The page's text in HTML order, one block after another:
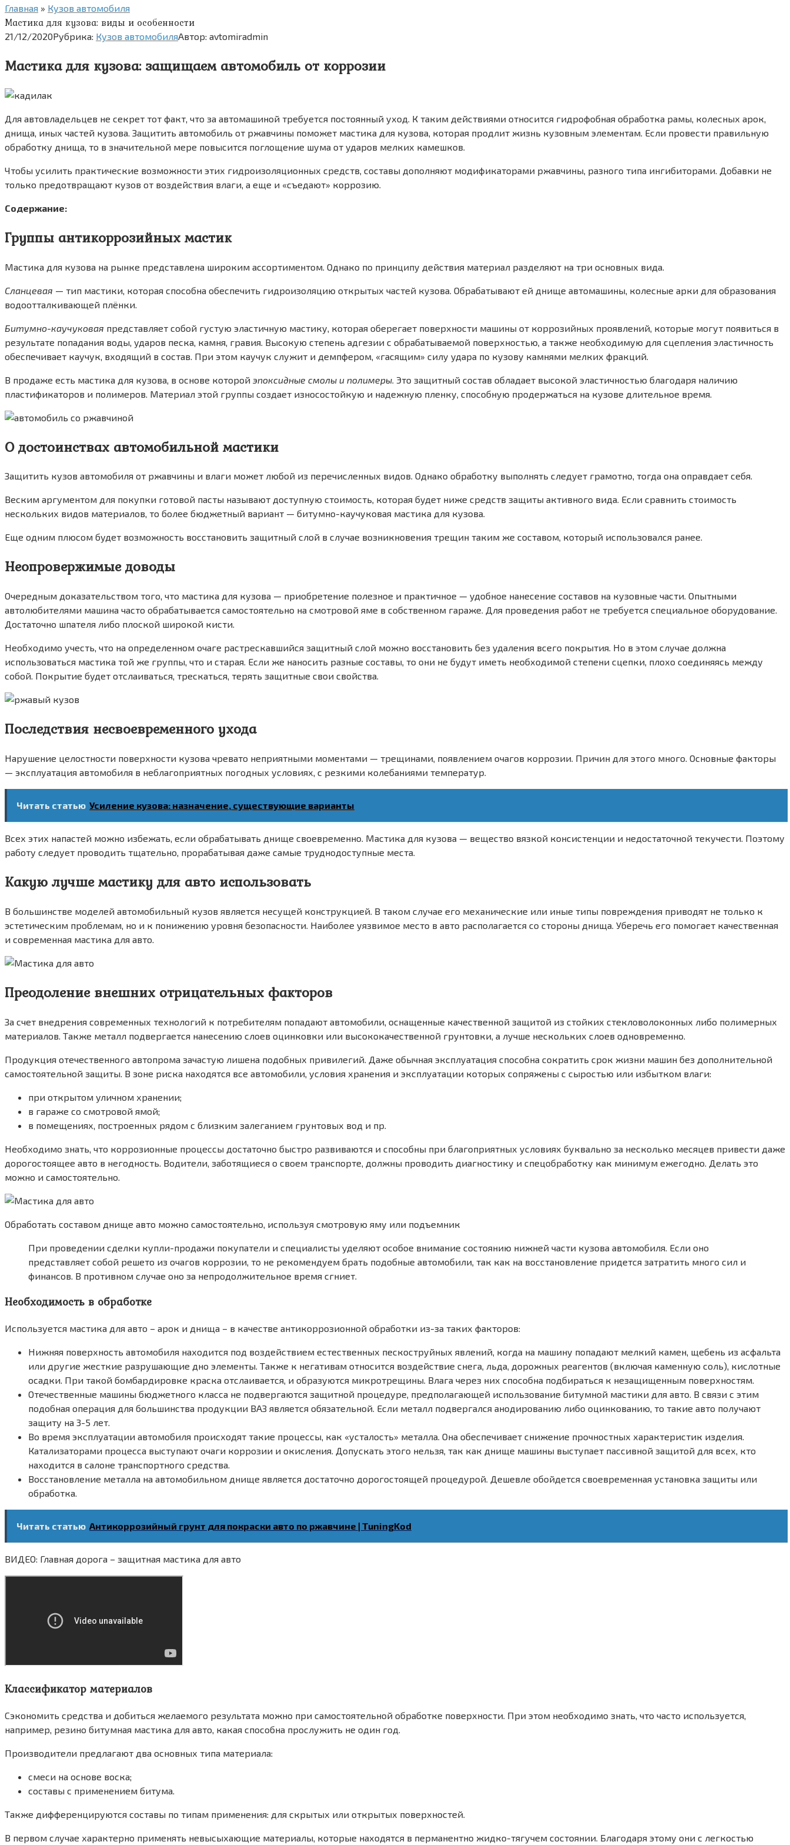
Главная » Кузов автомобиля
Мастика для кузова: виды и особенности
21/12/2020Рубрика: Кузов автомобиляАвтор: avtomiradmin
Мастика для кузова: защищаем автомобиль от коррозии
Для автовладельцев не секрет тот факт, что за автомашиной требуется постоянный уход. К таким действиями относится гидрофобная обработка рамы, колесных арок,
днища, иных частей кузова. Защитить автомобиль от ржавчины поможет мастика для кузова, которая продлит жизнь кузовным элементам. Если провести правильную
обработку днища, то в значительной мере повысится поглощение шума от ударов мелких камешков.
Чтобы усилить практические возможности этих гидроизоляционных средств, составы дополняют модификаторами ржавчины, разного типа ингибиторами. Добавки не
только предотвращают кузов от воздействия влаги, а еще и «съедают» коррозию.
Содержание:
Группы антикоррозийных мастик
Мастика для кузова на рынке представлена широким ассортиментом. Однако по принципу действия материал разделяют на три основных вида.
Сланцевая — тип мастики, которая способна обеспечить гидроизоляцию открытых частей кузова. Обрабатывают ей днище автомашины, колесные арки для образования
водоотталкивающей плёнки.
Битумно-каучуковая представляет собой густую эластичную мастику, которая оберегает поверхности машины от коррозийных проявлений, которые могут появиться в
результате попадания воды, ударов песка, камня, гравия. Высокую степень адгезии с обрабатываемой поверхностью, а также необходимую для сцепления эластичность
обеспечивает каучук, входящий в состав. При этом каучук служит и демпфером, «гасящим» силу удара по кузову камнями мелких фракций.
В продаже есть мастика для кузова, в основе которой эпоксидные смолы и полимеры . Это защитный состав обладает высокой эластичностью благодаря наличию
пластификаторов и полимеров. Материал этой группы создает износостойкую и надежную пленку, способную продержаться на кузове длительное время.
О достоинствах автомобильной мастики
Защитить кузов автомобиля от ржавчины и влаги может любой из перечисленных видов. Однако обработку выполнять следует грамотно, тогда она оправдает себя.
Веским аргументом для покупки готовой пасты называют доступную стоимость, которая будет ниже средств защиты активного вида. Если сравнить стоимость
нескольких видов материалов, то более бюджетный вариант — битумно-каучуковая мастика для кузова.
Еще одним плюсом будет возможность восстановить защитный слой в случае возникновения трещин таким же составом, который использовался ранее.
Неопровержимые доводы
Очередным доказательством того, что мастика для кузова — приобретение полезное и практичное — удобное нанесение составов на кузовные части. Опытными
автолюбителями машина часто обрабатывается самостоятельно на смотровой яме в собственном гараже. Для проведения работ не требуется специальное оборудование.
Достаточно шпателя либо плоской широкой кисти.
Необходимо учесть, что на определенном очаге растрескавшийся защитный слой можно восстановить без удаления всего покрытия. Но в этом случае должна
использоваться мастика той же группы, что и старая. Если же наносить разные составы, то они не будут иметь необходимой степени сцепки, плохо соединяясь между
собой. Покрытие будет отслаиваться, трескаться, терять защитные свои свойства.
Последствия несвоевременного ухода
Нарушение целостности поверхности кузова чревато неприятными моментами — трещинами, появлением очагов коррозии. Причин для этого много. Основные факторы
— эксплуатация автомобиля в неблагоприятных погодных условиях, с резкими колебаниями температур.
Читать статью Усиление кузова: назначение, существующие варианты
Всех этих напастей можно избежать, если обрабатывать днище своевременно. Мастика для кузова — вещество вязкой консистенции и недостаточной текучести. Поэтому
работу следует проводить тщательно, прорабатывая даже самые труднодоступные места.
Какую лучше мастику для авто использовать
В большинстве моделей автомобильный кузов является несущей конструкцией. В таком случае его механические или иные типы повреждения приводят не только к
эстетическим проблемам, но и к понижению уровня безопасности. Наиболее уязвимое место в авто располагается со стороны днища. Уберечь его помогает качественная
и современная мастика для авто.
Преодоление внешних отрицательных факторов
За счет внедрения современных технологий к потребителям попадают автомобили, оснащенные качественной защитой из стойких стекловолоконных либо полимерных
материалов. Также металл подвергается нанесению слоев оцинковки или высококачественной грунтовки, а лучше нескольких слоев одновременно.
Продукция отечественного автопрома зачастую лишена подобных привилегий. Даже обычная эксплуатация способна сократить срок жизни машин без дополнительной
самостоятельной защиты. В зоне риска находятся все автомобили, условия хранения и эксплуатации которых сопряжены с сыростью или избытком влаги:
при открытом уличном хранении;
в гараже со смотровой ямой;
в помещениях, построенных рядом с близким залеганием грунтовых вод и пр.
Необходимо знать, что коррозионные процессы достаточно быстро развиваются и способны при благоприятных условиях буквально за несколько месяцев привести даже
дорогостоящее авто в негодность. Водители, заботящиеся о своем транспорте, должны проводить диагностику и спецобработку как минимум ежегодно. Делать это
можно и самостоятельно.
Обработать составом днище авто можно самостоятельно, используя смотровую яму или подъемник
При проведении сделки купли-продажи покупатели и специалисты уделяют особое внимание состоянию нижней части кузова автомобиля. Если оно
представляет собой решето из очагов коррозии, то не рекомендуем брать подобные автомобили, так как на восстановление придется затратить много сил и
финансов. В противном случае оно за непродолжительное время сгниет.
Необходимость в обработке
Используется мастика для авто – арок и днища – в качестве антикоррозионной обработки из-за таких факторов:
Нижняя поверхность автомобиля находится под воздействием естественных пескоструйных явлений, когда на машину попадают мелкий камен, щебень из асфальта
или другие жесткие разрушающие дно элементы. Также к негативам относится воздействие снега, льда, дорожных реагентов (включая каменную соль), кислотные
осадки. При такой бомбардировке краска отслаивается, и образуются микротрещины. Влага через них способна подбираться к незащищенным поверхностям.
Отечественные машины бюджетного класса не подвергаются защитной процедуре, предполагающей использование битумной мастики для авто. В связи с этим
подобная операция для большинства продукции ВАЗ является обязательной. Если металл подвергался анодированию либо оцинкованию, то такие авто получают
защиту на 3-5 лет.
Во время эксплуатации автомобиля происходят такие процессы, как «усталость» металла. Она обеспечивает снижение прочностных характеристик изделия.
Катализаторами процесса выступают очаги коррозии и окисления. Допускать этого нельзя, так как днище машины выступает пассивной защитой для всех, кто
находится в салоне транспортного средства.
Восстановление металла на автомобильном днище является достаточно дорогостоящей процедурой. Дешевле обойдется своевременная установка защиты или
обработка.
Читать статью Антикоррозийный грунт для покраски авто по ржавчине | TuningKod
ВИДЕО: Главная дорога – защитная мастика для авто
Классификатор материалов
Сэкономить средства и добиться желаемого результата можно при самостоятельной обработке поверхности. При этом необходимо знать, что часто используется,
например, резино битумная мастика для авто, какая способна прослужить не один год.
Производители предлагают два основных типа материала:
смеси на основе воска;
составы с применением битума.
Также дифференцируются составы по типам применения: для скрытых или открытых поверхностей.
В первом случае характерно применять невысыхающие материалы, которые находятся в перманентно жидко-тягучем состоянии. Благодаря этому они с легкостью